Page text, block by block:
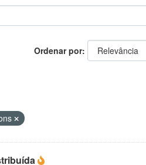
Ordenar por